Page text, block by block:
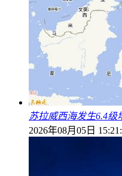
苏拉威西海发生6.4级
2026年08月05日